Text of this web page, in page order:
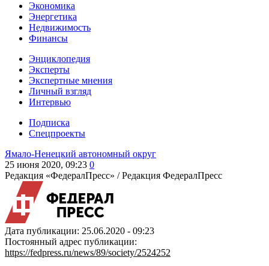
Экономика
Энергетика
Недвижимость
Финансы
Энциклопедия
Эксперты
Экспертные мнения
Личный взгляд
Интервью
Подписка
Спецпроекты
Ямало-Ненецкий автономный округ
25 июня 2020, 09:23 0
Редакция «ФедералПресс» /Редакция ФедералПресс
Дата публикации: 25.06.2020 - 09:23
Постоянный адрес публикации:
https://fedpress.ru/news/89/society/2524252